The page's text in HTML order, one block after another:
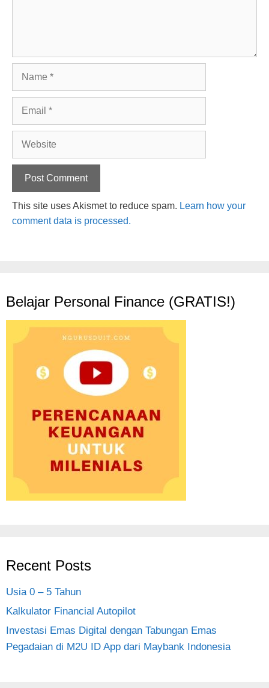
This site uses Akismet to reduce spam. Learn how your
comment data is processed.
Belajar Personal Finance (GRATIS!)
Recent Posts
Usia 0 – 5 Tahun
Kalkulator Financial Autopilot
Investasi Emas Digital dengan Tabungan Emas
Pegadaian di M2U ID App dari Maybank Indonesia